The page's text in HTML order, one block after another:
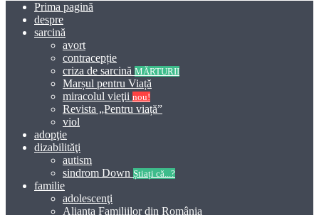
Prima pagină
despre
sarcină
avort
contracepție
criza de sarcină MĂRTURII
Marșul pentru Viață
miracolul vieţii nou!
Revista „Pentru viață”
viol
adopţie
dizabilităţi
autism
sindrom Down Știați că...?
familie
adolescenţi
Alianța Familiilor din România